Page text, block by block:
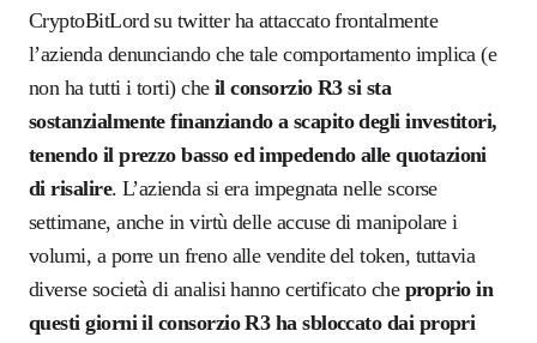
CryptoBitLord su twitter ha attaccato frontalmente
l’azienda denunciando che tale comportamento implica (e
non ha tutti i torti) cheil consorzio R3 si sta
sostanzialmente finanziando a scapito degli investitori,
tenendo il prezzo basso ed impedendo alle quotazioni
di risalire. L’azienda si era impegnata nelle scorse
settimane, anche in virtù delle accuse di manipolare i
volumi, a porre un freno alle vendite del token, tuttavia
diverse società di analisi hanno certificato che proprio in
questi giorni il consorzio R3 ha sbloccato dai propri